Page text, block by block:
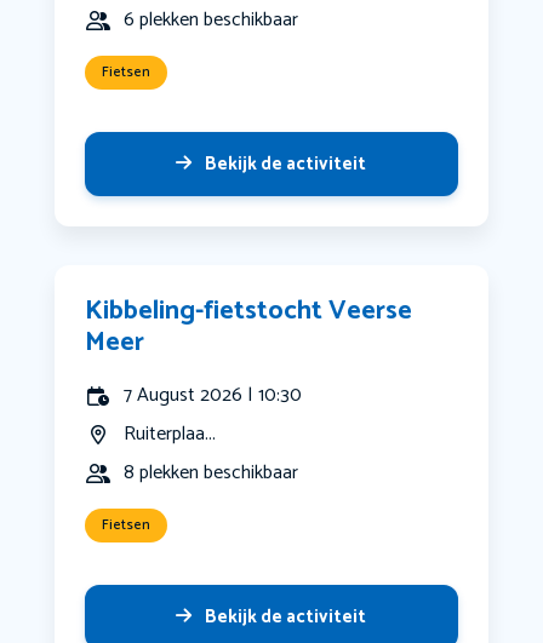
6 plekken beschikbaar
Fietsen
Bekijk de activiteit
Kibbeling-fietstocht Veerse
Meer
7 August 2026 | 10:30
Ruiterplaa...
8 plekken beschikbaar
Fietsen
Bekijk de activiteit